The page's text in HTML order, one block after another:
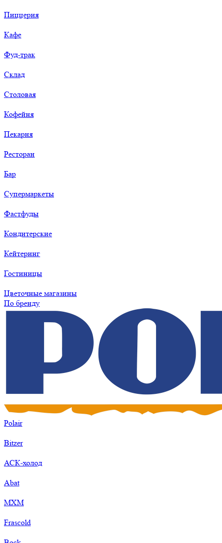
Пиццерия
Кафе
Фуд-трак
Склад
Столовая
Кофейня
Пекарня
Ресторан
Бар
Супермаркеты
Фастфуды
Кондитерские
Кейтеринг
Гостиницы
Цветочные магазины
По бренду
Polair
Bitzer
АСК-холод
Abat
МХМ
Frascold